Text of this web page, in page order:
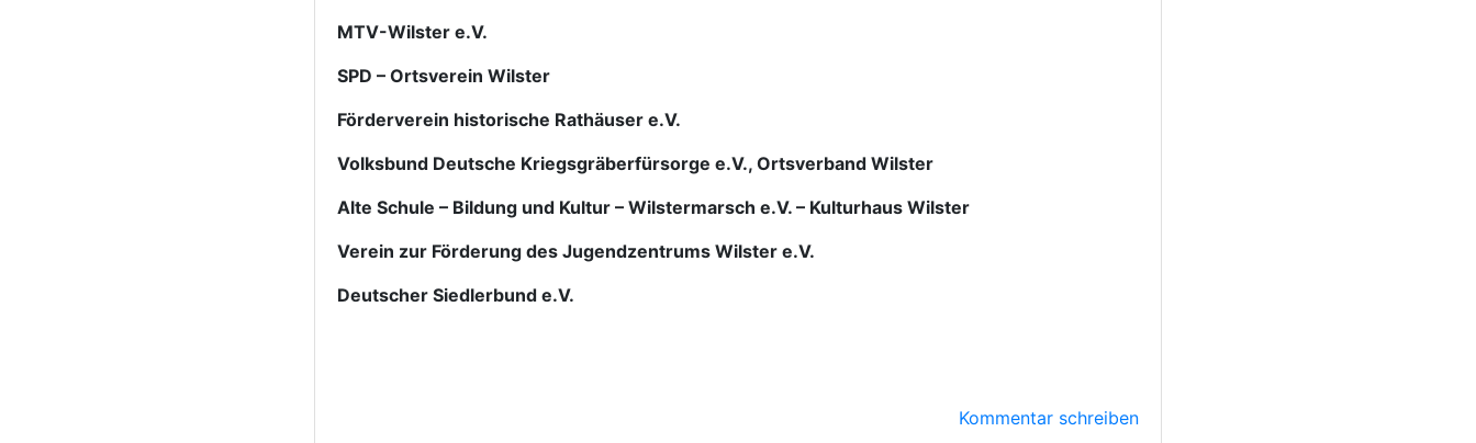
MTV-Wilster e.V.
SPD – Ortsverein Wilster
Förderverein historische Rathäuser e.V.
Volksbund Deutsche Kriegsgräberfürsorge e.V., Ortsverband Wilster
Alte Schule – Bildung und Kultur – Wilstermarsch e.V. – Kulturhaus Wilster
Verein zur Förderung des Jugendzentrums Wilster e.V.
Deutscher Siedlerbund e.V.
Kommentar schreiben